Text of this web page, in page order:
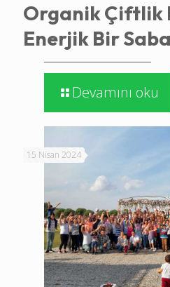
Organik Çiftlik
Enerjik Bir
Devamını oku
15 Nisan 2024